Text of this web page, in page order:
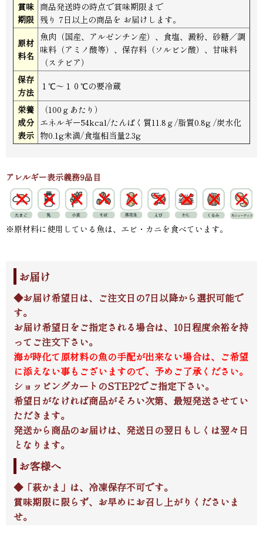
賞味
期限
商品発送時の時点で賞味期限まで
残り 7日以上の商品を お届けします。
原材
料名
魚肉（国産、アルゼンチン産）、食塩、澱粉、砂糖／調
味料（アミノ酸等）、保存料（ソルビン酸）、甘味料
（ステビア）
保存
方法
１℃〜１０℃の要冷蔵
栄養
成分
表示
（100ｇあたり）
エネルギー54kcal/たんぱく質11.8ｇ/脂質0.8g /炭水化
物0.1g未満/食塩相当量2.3g
アレルギー表示義務9品目
※原材料に使用している魚は、エビ・カニを食べています。
お届け
◆お届け希望日は、ご注文日の7日以降から選択可能で
す。
お届け希望日をご指定される場合は、10日程度余裕を持
ってご注文下さい。
海が時化て原材料の魚の手配が出来ない場合は、ご希望
に添えない事もございますので、予めご了承ください。
ショッピングカートのSTEP2でご指定下さい。
希望日がなければ商品がそろい次第、最短発送させてい
ただきます。
発送から商品のお届けは、発送日の翌日もしくは翌々日
となります。
お客様へ
◆「萩かま」は、冷凍保存不可です。
賞味期限に限らず、お早めにお召し上がりくださいま
せ。